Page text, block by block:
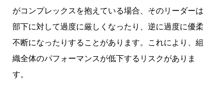
がコンプレックスを抱えている場合、そのリーダーは
部下に対して過度に厳しくなったり、逆に過度に優柔
不断になったりすることがあります。これにより、組
織全体のパフォーマンスが低下するリスクがありま
す。